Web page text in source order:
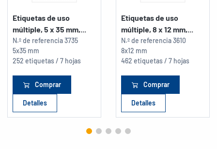
Etiquetas de uso
múltiple, 5 x 35 mm,...
N.º de referencia3735
5x35 mm
252 etiquetas / 7 hojas
Comprar
Detalles
Etiquetas de uso
múltiple, 8 x 12 mm,...
N.º de referencia3610
8x12 mm
462 etiquetas / 7 hojas
Comprar
Detalles